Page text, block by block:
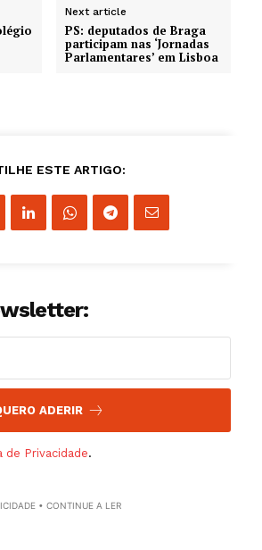
agora!
Next article
PS: deputados de Braga
participam nas ‘Jornadas
Parlamentares’ em Lisboa
ESTE ARTIGO:
ADERIR
de Privacidade.
• CONTINUE A LER